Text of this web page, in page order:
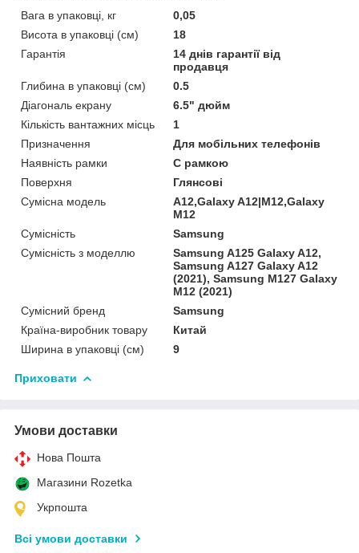
Вага в упаковці, кг
0,05
Висота в упаковці (см)
18
Гарантія
14 днів гарантії від
продавця
Глибина в упаковці (см)
0.5
Діагональ екрану
6.5" дюйм
Кількість вантажних місць
1
Призначення
Для мобільних телефонів
Наявність рамки
C рамкою
Поверхня
Глянсові
Сумісна модель
A12,Galaxy A12|M12,Galaxy
M12
Сумісність
Samsung
Сумісність з моделлю
Samsung A125 Galaxy A12,
Samsung A127 Galaxy A12
(2021), Samsung M127 Galaxy
M12 (2021)
Сумісний бренд
Samsung
Країна-виробник товару
Китай
Ширина в упаковці (см)
9
Приховати
Умови доставки
Нова Пошта
Магазини Rozetka
Укрпошта
Всі умови доставки